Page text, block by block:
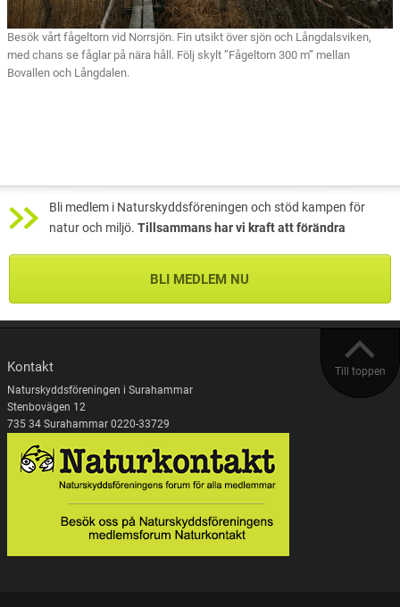
Besök vårt fågeltorn vid Norrsjön. Fin utsikt över sjön och Långdalsviken,
med chans se fåglar på nära håll. Följ skylt ”Fågeltorn 300 m” mellan
Bovallen och Långdalen.
Bli medlem i Naturskyddsföreningen och stöd kampen för
natur och miljö. Tillsammans har vi kraft att förändra
BLI MEDLEM NU
Till toppen
Kontakt
Naturskyddsföreningen i Surahammar
Stenbovägen 12
735 34 Surahammar 0220-33729